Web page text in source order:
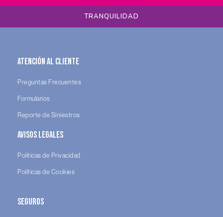
TRANQUILIDAD
Atención al Cliente
Preguntas Frecuentes
Formularios
Reporte de Siniestros
Avisos legales
Políticas de Privacidad
Políticas de Cookies
Seguros